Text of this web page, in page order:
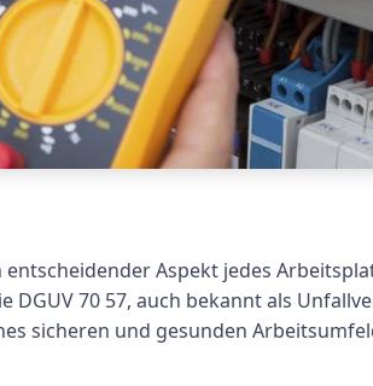
Aspekt jedes
70 57, auch bekannt als
sicheren und gesunden